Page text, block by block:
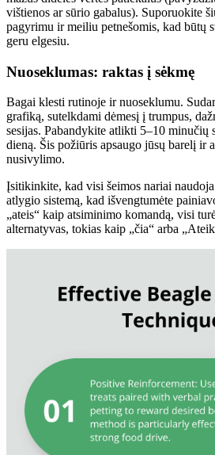
vištienos ar sūrio gabalus). Suporuokite
pagyrimu ir meiliu petnešomis, kad būtų
geru elgesiu.
Nuoseklumas: raktas į sėkmę
Bagai klesti rutinoje ir nuoseklumu.
grafiką, sutelkdami dėmesį į trumpus,
sesijas. Pabandykite atlikti 5–10 minučių
dieną. Šis požiūris apsaugo jūsų barelį ir
nusivylimo.
Įsitikinkite, kad visi šeimos nariai
atlygio sistemą, kad išvengtumėte
„ateis“ kaip atsiminimo komandą, visi
alternatyvas, tokias kaip „čia“ arba